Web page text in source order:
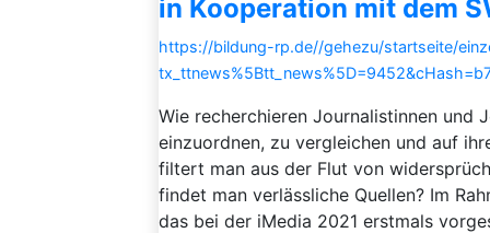
in Kooperation mit dem
https://bildung-rp.de//gehezu/startseite/
Wie recherchieren Journalistinnen und
einzuordnen, zu vergleichen und auf
filtert man aus der Flut von
findet man verlässliche Quellen? Im
das bei der iMedia 2021 erstmals